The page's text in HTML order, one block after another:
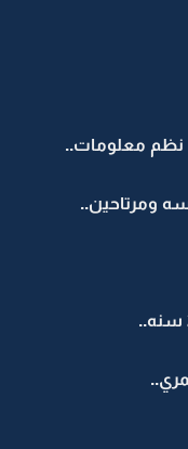
نظم معلومات..
ومرتاحين..